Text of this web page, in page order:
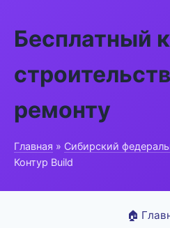
Бесплатный
ремонту
Главная » Сибирский
Контур Build
🏠